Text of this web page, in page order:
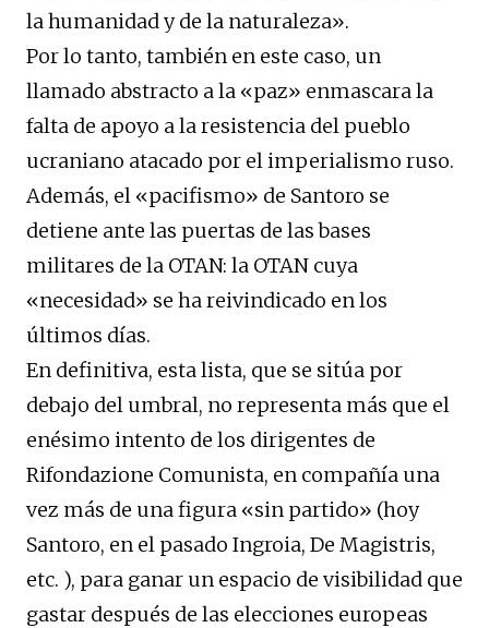
la humanidad y de la naturaleza».
Por lo tanto, también en este caso, un
llamado abstracto a la «paz» enmascara la
falta de apoyo a la resistencia del pueblo
ucraniano atacado por el imperialismo ruso.
Además, el «pacifismo» de Santoro se
detiene ante las puertas de las bases
militares de la OTAN: la OTAN cuya
«necesidad» se ha reivindicado en los
últimos días.
En definitiva, esta lista, que se sitúa por
debajo del umbral, no representa más que el
enésimo intento de los dirigentes de
Rifondazione Comunista, en compañía una
vez más de una figura «sin partido» (hoy
Santoro, en el pasado Ingroia, De Magistris,
etc. ), para ganar un espacio de visibilidad que
gastar después de las elecciones europeas